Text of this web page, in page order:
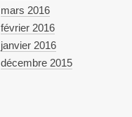
mars 2016
février 2016
janvier 2016
décembre 2015